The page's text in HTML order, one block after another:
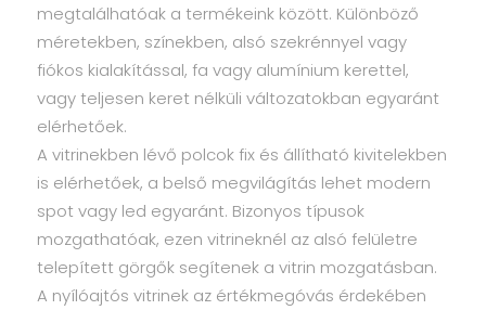
megtalálhatóak a termékeink között. Különböző
méretekben, színekben, alsó szekrénnyel vagy
fiókos kialakítással, fa vagy alumínium kerettel,
vagy teljesen keret nélküli változatokban egyaránt
elérhetőek.
A vitrinekben lévő polcok fix és állítható kivitelekben
is elérhetőek, a belső megvilágítás lehet modern
spot vagy led egyaránt. Bizonyos típusok
mozgathatóak, ezen vitrineknél az alsó felületre
telepített görgők segítenek a vitrin mozgatásban.
A nyílóajtós vitrinek az értékmegóvás érdekében